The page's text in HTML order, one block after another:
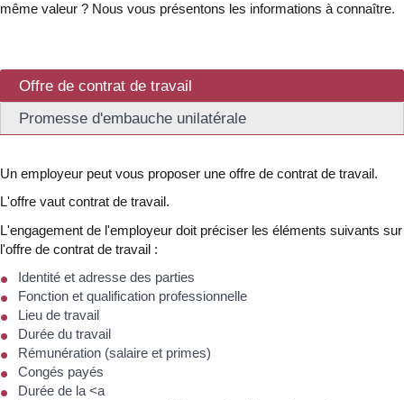
même valeur ? Nous vous présentons les informations à connaître.
Offre de contrat de travail
Promesse d'embauche unilatérale
Un employeur peut vous proposer une offre de contrat de travail.
L'offre vaut contrat de travail.
L'engagement de l'employeur doit préciser les éléments suivants sur
l'offre de contrat de travail :
Identité et adresse des parties
Fonction et qualification professionnelle
Lieu de travail
Durée du travail
Rémunération (salaire et primes)
Congés payés
Durée de la <a